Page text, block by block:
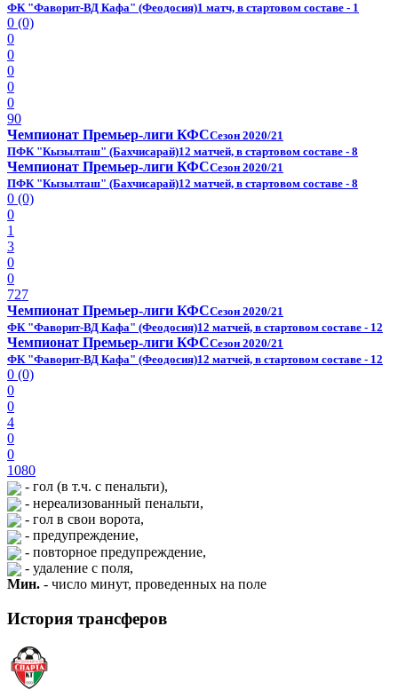
ФК "Фаворит-ВД Кафа" (Феодосия)1 матч, в стартовом составе - 1
0 (0)
0
0
0
0
0
90
Чемпионат Премьер-лиги КФССезон 2020/21
ПФК "Кызылташ" (Бахчисарай)12 матчей, в стартовом составе - 8
Чемпионат Премьер-лиги КФССезон 2020/21
ПФК "Кызылташ" (Бахчисарай)12 матчей, в стартовом составе - 8
0 (0)
0
1
3
0
0
727
Чемпионат Премьер-лиги КФССезон 2020/21
ФК "Фаворит-ВД Кафа" (Феодосия)12 матчей, в стартовом составе - 12
Чемпионат Премьер-лиги КФССезон 2020/21
ФК "Фаворит-ВД Кафа" (Феодосия)12 матчей, в стартовом составе - 12
0 (0)
0
0
4
0
0
1080
- гол (в т.ч. с пенальти),
- нереализованный пенальти,
- гол в свои ворота,
- предупреждение,
- повторное предупреждение,
- удаление с поля,
Мин. - число минут, проведенных на поле
История трансферов